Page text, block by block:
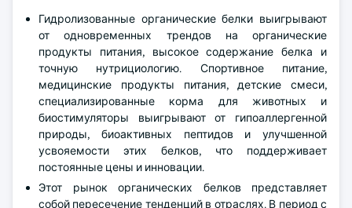
Гидролизованные органические белки выигрывают
от одновременных трендов на органические
продукты питания, высокое содержание белка и
точную нутрициологию. Спортивное питание,
медицинские продукты питания, детские смеси,
специализированные корма для животных и
биостимуляторы выигрывают от гипоаллергенной
природы, биоактивных пептидов и улучшенной
усвояемости этих белков, что поддерживает
постоянные цены и инновации.
Этот рынок органических белков представляет
собой пересечение тенденций в отраслях. В период с